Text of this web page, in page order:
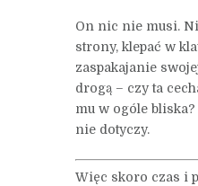
On nic nie musi.
strony, klepać w
zaspakajanie
drogą – czy ta
mu w ogóle
nie dotyczy.
Więc skoro czas i